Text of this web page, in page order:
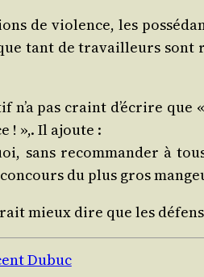
de vio­lence, les
tant de tra­vailleurs sont
n’a pas craint d’é­crire que
! »,. Il ajoute :
sans recom­man­der à
du plus gros
mieux dire que les
Dubuc